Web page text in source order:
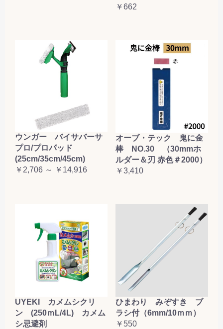
￥662
ウンガー バイサバーサ
プロ/プロパッド
(25cm/35cm/45cm)
￥2,706 ～ ￥14,916
オーブ・テック 鬼に金
棒 NO.30 （30mmホ
ルダー＆刃 赤色＃2000）
￥3,410
UYEKI カメムシクリ
ン (250ｍL/4L) カメム
シ忌避剤
ひまわり みぞすき ブ
ラシ付（6mm/10ｍｍ）
￥550